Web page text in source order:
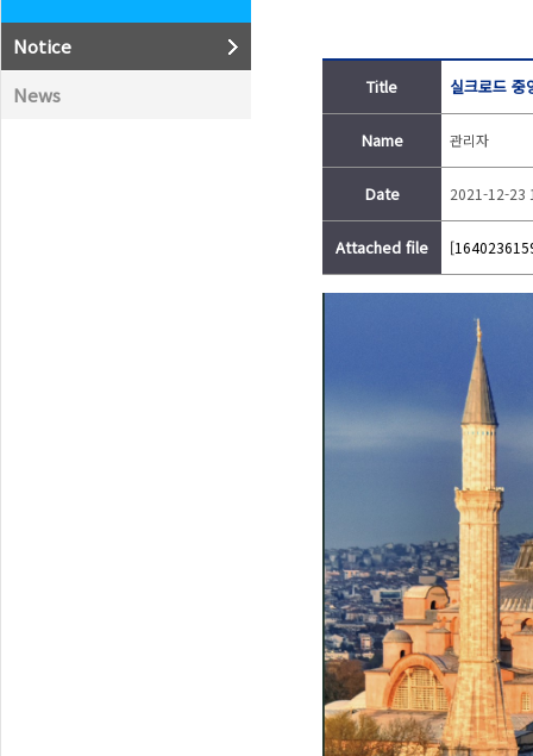
Notice
News
Title 실크로드 중
Name 관리자
Date 2021-12-23
Attached file